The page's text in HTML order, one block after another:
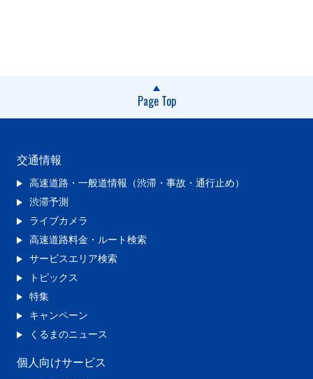
Page Top
交通情報
高速道路・一般道情報（渋滞・事故・通行止め）
渋滞予測
ライブカメラ
高速道路料金・ルート検索
サービスエリア検索
トピックス
特集
キャンペーン
くるまのニュース
個人向けサービス